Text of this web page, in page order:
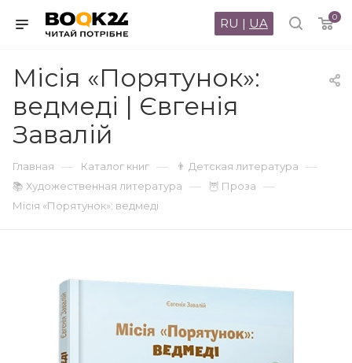
0
RU | UA
Місія «Порятунок»:
ведмеді | Євгенія
Завалій
Главная — Каталог книг — 👨 Детская литература —
📚 Художественная литература — 🦉 Проза —
Місія «Порятунок»: ведмеді